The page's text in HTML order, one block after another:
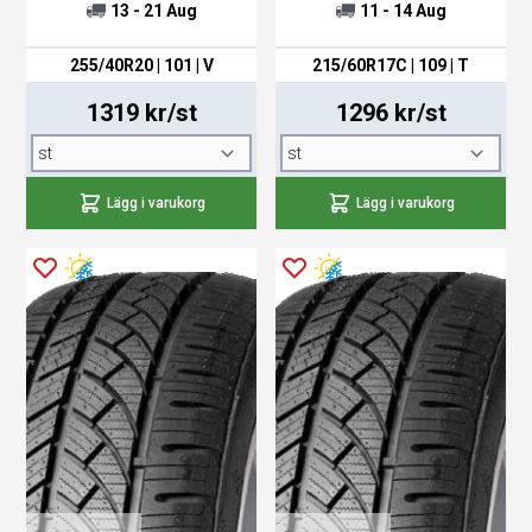
använda sig av.
13 - 21 Aug
255/40R20 | 101 | V
1319 kr/st
Lägg i varukorg
11 - 14 Aug
215/60R17C | 109 | T
1296 kr/st
Lägg i varukorg